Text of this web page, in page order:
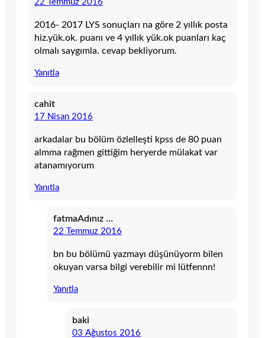
22 Temmuz 2016
2016- 2017 LYS sonuçları na göre 2 yıllık posta
hiz.yük.ok. puanı ve 4 yıllık yük.ok puanları kaç
olmalı saygımla. cevap bekliyorum.
Yanıtla
cahit
17 Nisan 2016
arkadalar bu bölüm özlelleşti kpss de 80 puan
almma rağmen gittiğim heryerde mülakat var
atanamıyorum
Yanıtla
fatmaAdınız …
22 Temmuz 2016
bn bu bölümü yazmayı düşünüyorm bilen
okuyan varsa bilgi verebilir mi lütfennn!
Yanıtla
baki
03 Ağustos 2016